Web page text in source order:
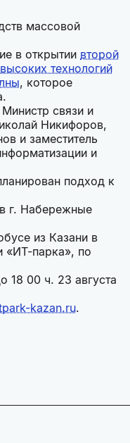
массовой
в открытии второй
технологий
, которое
связи и
Никифоров,
и заместитель
и
подход к
г. Набережные
из Казани в
«ИТ-парка», по
18 00 ч. 23 августа
kazan.ru.